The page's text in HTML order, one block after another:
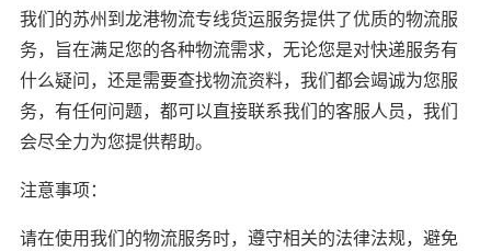
我们的苏州到龙港物流专线货运服务提供了优质的物流服
务，旨在满足您的各种物流需求，无论您是对快递服务有
什么疑问，还是需要查找物流资料，我们都会竭诚为您服
务，有任何问题，都可以直接联系我们的客服人员，我们
会尽全力为您提供帮助。
注意事项：
请在使用我们的物流服务时，遵守相关的法律法规，避免